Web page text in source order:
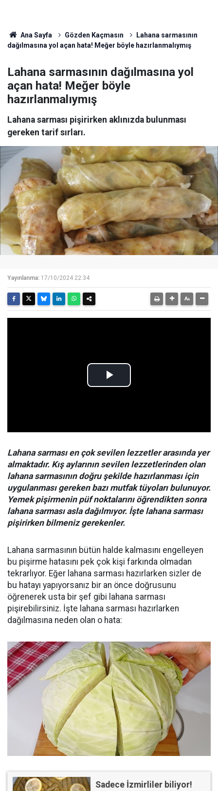
Ana Sayfa Gözden Kaçmasın
Lahana sarmasının
dağılmasına yol açan hata! Meğer böyle hazırlanmalıymış
Lahana sarmasının dağılmasına yol
açan hata! Meğer böyle
hazırlanmalıymış
Lahana sarması pişirirken aklınızda bulunması
gereken tarif sırları.
Yayınlanma: 17/10/2024 22:34
Lahana sarması en çok sevilen lezzetler arasında yer
almaktadır. Kış aylarının sevilen lezzetlerinden olan
lahana sarmasının doğru şekilde hazırlanması için
uygulanması gereken bazı mutfak tüyoları bulunuyor.
Yemek pişirmenin püf noktalarını öğrendikten sonra
lahana sarması asla dağılmıyor. İşte lahana sarması
pişirirken bilmeniz gerekenler.
Lahana sarmasının bütün halde kalmasını engelleyen
bu pişirme hatasını pek çok kişi farkında olmadan
tekrarlıyor. Eğer lahana sarması hazırlarken sizler de
bu hatayı yapıyorsanız bir an önce doğrusunu
öğrenerek usta bir şef gibi lahana sarması
pişirebilirsiniz. İşte lahana sarması hazırlarken
dağılmasına neden olan o hata:
Sadece İzmirliler biliyor!